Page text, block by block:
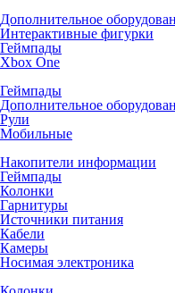
Дополнительное
Интерактивные фигурки
Геймпады
Xbox One
Геймпады
Дополнительное
Рули
Мобильные
Накопители информации
Геймпады
Колонки
Гарнитуры
Источники питания
Кабели
Камеры
Носимая электроника